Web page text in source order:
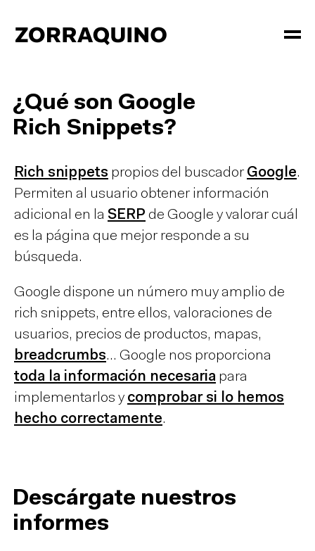
¿Qué son Google
Rich Snippets?
Rich snippets propios del buscador Google.
Permiten al usuario obtener información
adicional en la SERP de Google y valorar cuál
es la página que mejor responde a su
búsqueda.
Google dispone un número muy amplio de
rich snippets, entre ellos, valoraciones de
usuarios, precios de productos, mapas,
breadcrumbs… Google nos proporciona
toda la información necesaria para
implementarlos y comprobar si lo hemos
hecho correctamente.
Descárgate nuestros
informes